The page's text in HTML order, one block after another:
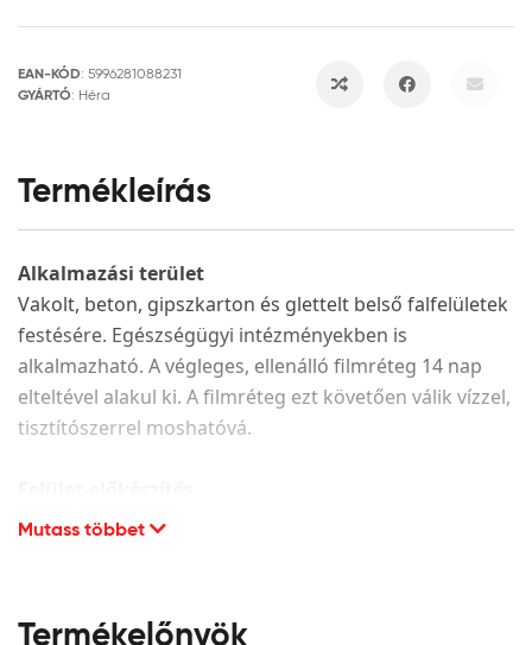
EAN-KÓD: 5996281088231
GYÁRTÓ: Héra
Termékleírás
Alkalmazási terület
Vakolt, beton, gipszkarton és glettelt belső falfelületek
festésére. Egészségügyi intézményekben is
alkalmazható. A végleges, ellenálló filmréteg 14 nap
elteltével alakul ki. A filmréteg ezt követően válik vízzel,
tisztítószerrel moshatóvá.
A festendő felület legyen száraz, hordképes,
alapfelületnek megfelelően kijavítani. CMC alapú glett
Mutass többet
Termékelőnyök